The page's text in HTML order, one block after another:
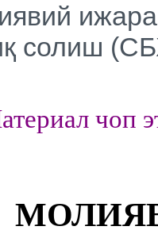
ижара
солиш
чоп